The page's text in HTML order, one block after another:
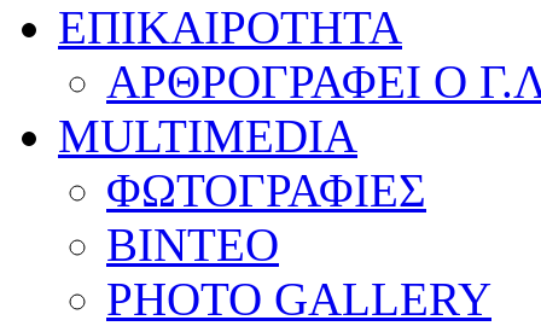
ΕΠΙΚΑΙΡΟΤΗΤΑ
ΑΡΘΡΟΓΡΑΦΕΙ Ο
MULTIMEDIA
ΦΩΤΟΓΡΑΦΙΕΣ
ΒΙΝΤΕΟ
PHOTO GALLERY